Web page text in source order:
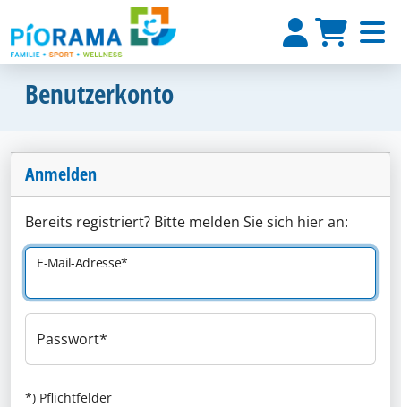
Benutzerkonto
Anmelden
Bereits registriert? Bitte melden Sie sich hier an:
E-Mail-Adresse
Passwort
*) Pflichtfelder